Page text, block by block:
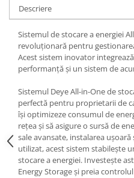
Descriere
Sistemul de stocare a energiei
revoluționară pentru
Acest sistem inovator
performanță și un sistem de
Sistemul Deye All-in-One de
perfectă pentru proprietarii de
își optimizeze consumul de
rețea și să asigure o sursă de
sale avansate, instalarea
utilizat, acest sistem stabilește
stocare a energiei. Investește
Energy Storage și preia